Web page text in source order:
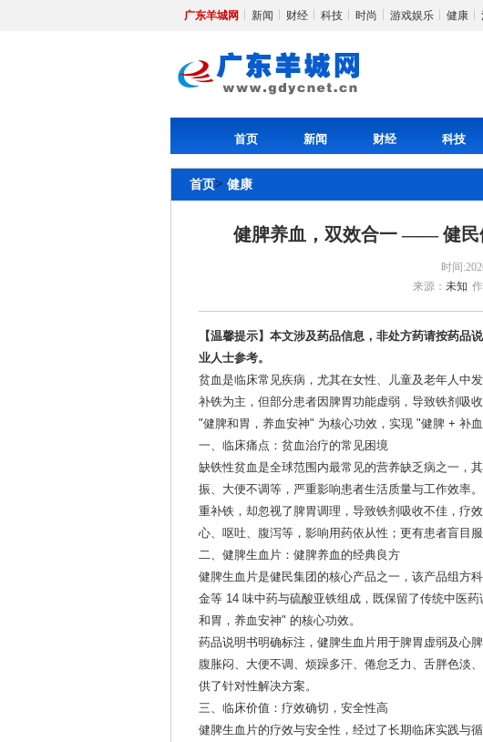
广东羊城网 新闻 财经 科技 时尚 游戏娱乐 健康
首页 新闻 财经 科技
首页> 健康
健脾养血，双效合一 —— 健民
时间
来源： 未知
【温馨提示】 本文涉及药品信息，非处方药请按药品
业人士参考。
贫血是临床常见疾病，尤其在女性、儿童及老年人中
补铁为主，但部分患者因脾胃功能虚弱，导致铁剂吸
"健脾和胃，养血安神" 为核心功效，实现 "健脾 + 补
一、临床痛点：贫血治疗的常见困境
缺铁性贫血是全球范围内最常见的营养缺乏病之一，
振、大便不调等，严重影响患者生活质量与工作效率
重补铁，却忽视了脾胃调理，导致铁剂吸收不佳，疗
心、呕吐、腹泻等，影响用药依从性；更有患者盲目
二、健脾生血片：健脾养血的经典良方
健脾生血片是健民集团的核心产品之一，该产品组方
金等 14 味中药与硫酸亚铁组成，既保留了传统中医
和胃，养血安神" 的核心功效。
药品说明书明确标注，健脾生血片用于脾胃虚弱及心
腹胀闷、大便不调、烦躁多汗、倦怠乏力、舌胖色淡
供了针对性解决方案。
三、临床价值：疗效确切，安全性高
健脾生血片的疗效与安全性，经过了长期临床实践与